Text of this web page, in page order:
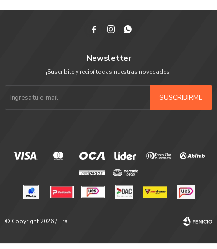
  
Newsletter
¡Suscribite y recibí todas nuestras novedades!
SUSCRIBIRME
© Copyright 2026 / Lira